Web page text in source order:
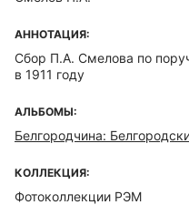
АННОТАЦИЯ:
Сбор П.А. Смелова по
в 1911 году
АЛЬБОМЫ:
Белгородчина:
КОЛЛЕКЦИЯ:
Фотоколлекции РЭМ